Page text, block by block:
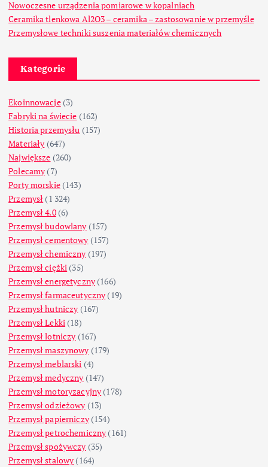
Nowoczesne urządzenia pomiarowe w kopalniach
Ceramika tlenkowa Al2O3 – ceramika – zastosowanie w przemyśle
Przemysłowe techniki suszenia materiałów chemicznych
Kategorie
Ekoinnowacje(3)
Fabryki na świecie (162)
Historia przemysłu (157)
Materiały (647)
Największe (260)
Polecamy (7)
Porty morskie(143)
Przemysł (1 324)
Przemysł 4.0(6)
Przemysł budowlany (157)
Przemysł cementowy (157)
Przemysł chemiczny (197)
Przemysł ciężki (35)
Przemysł energetyczny (166)
Przemysł farmaceutyczny (19)
Przemysł hutniczy (167)
Przemysł Lekki (18)
Przemysł lotniczy (167)
Przemysł maszynowy (179)
Przemysł meblarski (4)
Przemysł medyczny (147)
Przemysł motoryzacyjny (178)
Przemysł odzieżowy (13)
Przemysł papierniczy(154)
Przemysł petrochemiczny (161)
Przemysł spożywczy (35)
Przemysł stalowy (164)